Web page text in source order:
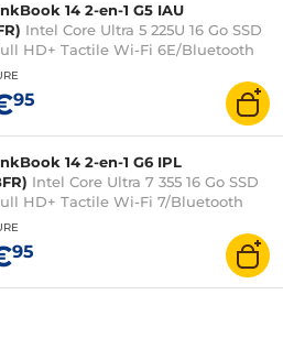
14 2-en-1 G5 IAU
Intel Core Ultra 5 225U 16 Go SSD
HD+ Tactile Wi-Fi 6E/Bluetooth
11 Professionnel
95
14 2-en-1 G6 IPL
Intel Core Ultra 7 355 16 Go SSD
HD+ Tactile Wi-Fi 7/Bluetooth
11 Professionnel
95